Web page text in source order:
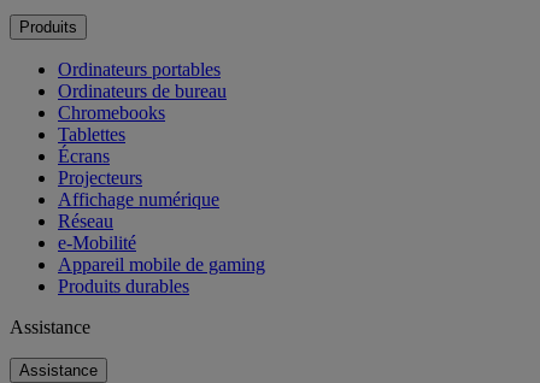
Produits
Ordinateurs portables
Ordinateurs de bureau
Chromebooks
Tablettes
Écrans
Projecteurs
Affichage numérique
Réseau
e-Mobilité
Appareil mobile de gaming
Produits durables
Assistance
Assistance